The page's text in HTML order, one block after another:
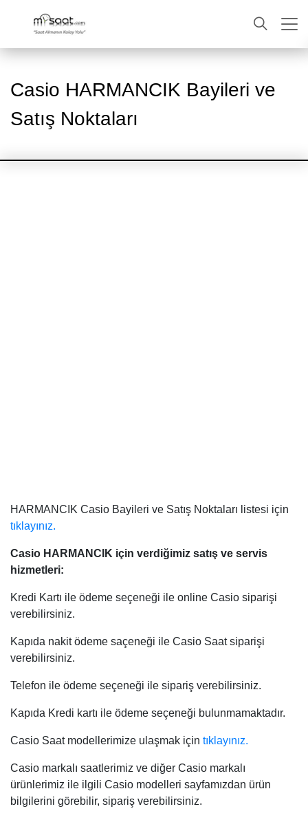
ARA
Casio HARMANCIK Bayileri ve
Satış Noktaları
HARMANCIK Casio Bayileri ve Satış Noktaları listesi için
tıklayınız.
Casio HARMANCIK için verdiğimiz satış ve servis
hizmetleri:
Kredi Kartı ile ödeme seçeneği ile online Casio siparişi
verebilirsiniz.
Kapıda nakit ödeme saçeneği ile Casio Saat siparişi
verebilirsiniz.
Telefon ile ödeme seçeneği ile sipariş verebilirsiniz.
Kapıda Kredi kartı ile ödeme seçeneği bulunmamaktadır.
Casio Saat modellerimize ulaşmak için tıklayınız.
Casio markalı saatlerimiz ve diğer Casio markalı
ürünlerimiz ile ilgili Casio modelleri sayfamızdan ürün
bilgilerini görebilir, sipariş verebilirsiniz.